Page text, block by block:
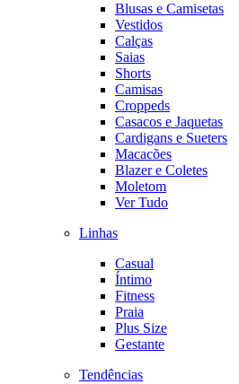
Blusas e Camisetas
Vestidos
Calças
Saias
Shorts
Camisas
Croppeds
Casacos e Jaquetas
Cardigans e Sueters
Macacões
Blazer e Coletes
Moletom
Ver Tudo
Linhas
Casual
Íntimo
Fitness
Praia
Plus Size
Gestante
Tendências